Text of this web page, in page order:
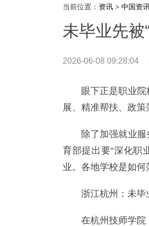
当前位置： 资讯 > 中国资
未毕业先被
2026-06-08 09:28:04
眼下正是职业
展、精准帮扶、政策
除了加强就业
育部提出要“深化职
业。各地学校是如何
浙江杭州：未毕
在杭州技师学院